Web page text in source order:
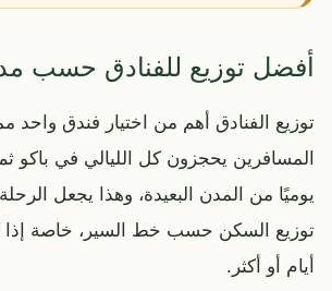
أفضل توزيع للفنادق حسب
توزيع الفنادق أهم من اختيار فندق
المسافرين يحجزون كل الليالي في باكو
يوميًا من المدن البعيدة، وهذا يجعل
أيام أو أكثر.